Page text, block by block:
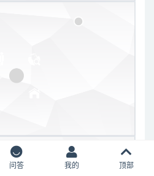
问答 我的 顶部